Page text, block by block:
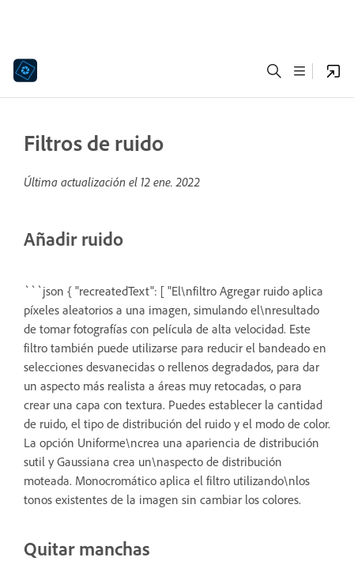
Filtros de ruido
Última actualización el 12 ene. 2022
Añadir ruido
```json { "recreatedText": [ "El\nfiltro Agregar ruido aplica
píxeles aleatorios a una imagen, simulando el\nresultado
de tomar fotografías con película de alta velocidad. Este
filtro también puede utilizarse para reducir el bandeado en
selecciones desvanecidas o rellenos degradados, para dar
un aspecto más realista a áreas muy retocadas, o para
crear una capa con textura. Puedes establecer la cantidad
de ruido, el tipo de distribución del ruido y el modo de color.
La opción Uniforme\ncrea una apariencia de distribución
sutil y Gaussiana crea un\naspecto de distribución
moteada. Monocromático aplica el filtro utilizando\nlos
tonos existentes de la imagen sin cambiar los colores.
Quitar manchas